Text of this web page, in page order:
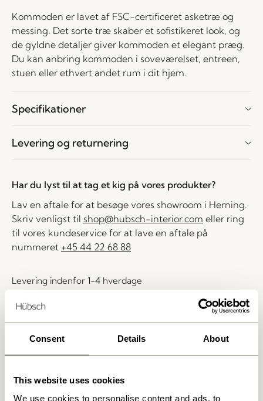
Consent Details About
This website uses cookies
We use cookies to personalise content and ads, to
Kommoden er lavet af FSC-certificeret asketræ og
messing. Det sorte træ skaber et sofistikeret look, og
de gyldne detaljer giver kommoden et elegant præg.
Du kan anbring kommoden i soveværelset, entreen,
stuen eller ethvert andet rum i dit hjem.
Specifikationer
Levering og returnering
Har du lyst til at tag et kig på vores produkter?
Lav en aftale for at besøge vores showroom i Herning.
Skriv venligst til shop@hubsch-interior.com eller ring
til vores kundeservice for at lave en aftale på
nummeret +45 44 22 68 88
Levering indenfor 1-4 hverdage
Fri fragt over
Relaterede varer